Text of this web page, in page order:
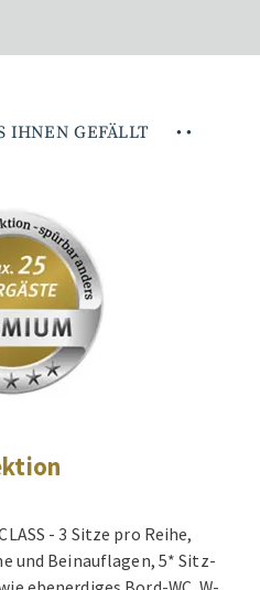
IHNEN GEFÄLLT • •
- 3 Sitze pro Reihe,
und Beinauflagen, 5* Sitz-